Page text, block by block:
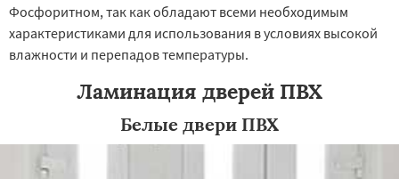
Фосфоритном, так как обладают всеми необходимым
характеристиками для использования в условиях высокой
влажности и перепадов температуры.
Ламинация дверей ПВХ
Белые двери ПВХ